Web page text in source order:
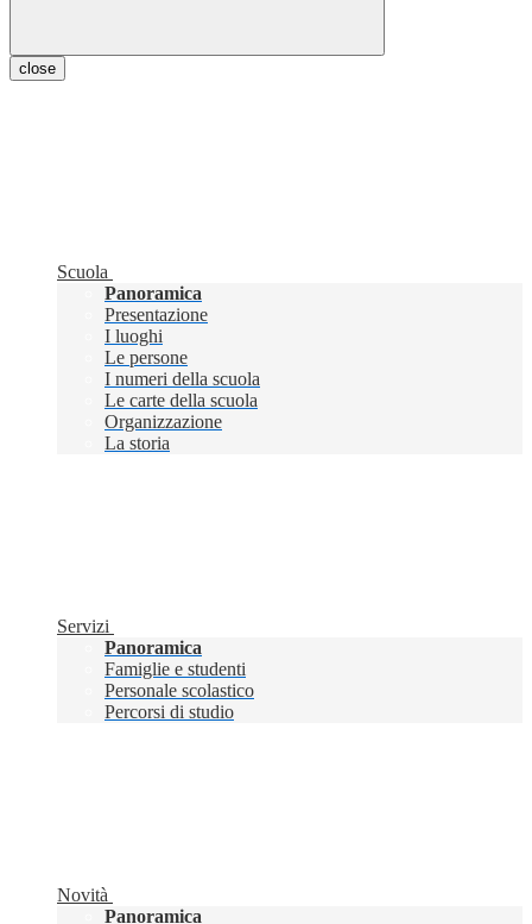
close
Scuola
Panoramica
Presentazione
I luoghi
Le persone
I numeri della scuola
Le carte della scuola
Organizzazione
La storia
Servizi
Panoramica
Famiglie e studenti
Personale scolastico
Percorsi di studio
Novità
Panoramica